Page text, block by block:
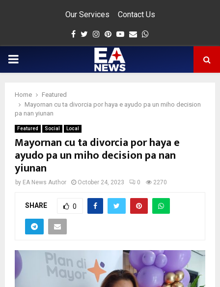
Our Services Contact Us
Facebook
Twitter
Instagram
Pinterest
Youtube
Email
PRIMARY
Home
Featured
Mayornan cu ta divorcia por haya e ayudo pa un miho decision
pa nan yiunan
Featured Social Local
Mayornan cu ta divorcia por haya e
ayudo pa un miho decision pa nan
yiunan
by EA News Author October 24, 2023 0 2270
SHARE 0